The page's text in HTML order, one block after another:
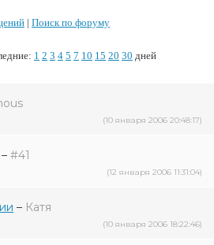
| Поиск по форуму
1 2 3 4 5 7 10 15 20 30 дней
(10 января 2006 20:48:17)
– #41
(12 января 2006 11:31:04)
– Катя
(10 января 2006 18:22:46)